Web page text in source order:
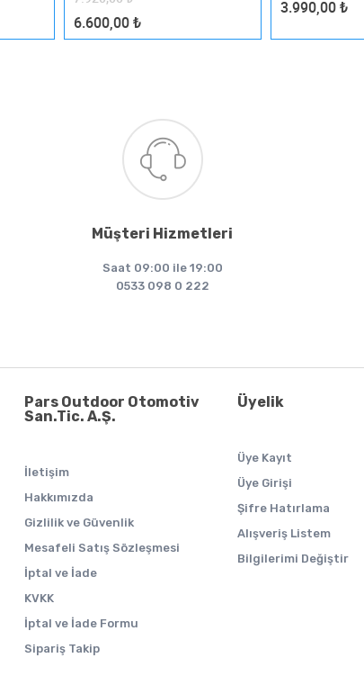
6.600,00 ₺
3.990,00 ₺
Müşteri Hizmetleri
Saat 09:00 ile 19:00
0533 098 0 222
Pars Outdoor Otomotiv
San.Tic. A.Ş.
İletişim
Hakkımızda
Gizlilik ve Güvenlik
Mesafeli Satış Sözleşmesi
İptal ve İade
KVKK
İptal ve İade Formu
Sipariş Takip
Üyelik
Üye Kayıt
Üye Girişi
Şifre Hatırlama
Alışveriş Listem
Bilgilerimi Değiştir